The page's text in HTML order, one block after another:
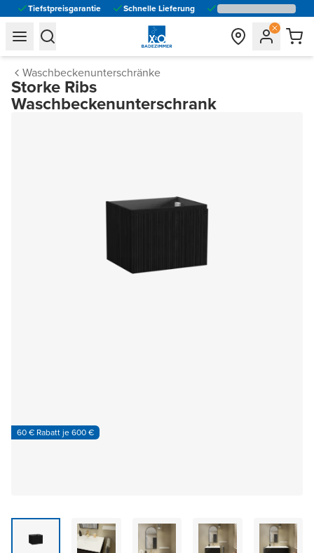
Tiefstpreisgarantie Schnelle Lieferung
general.navigation.toggle_menu.label
general.navigation.toggle_menu.label
Waschbeckenunterschränke
Storke Ribs
Waschbeckenunterschrank
60 € Rabatt je 600 €